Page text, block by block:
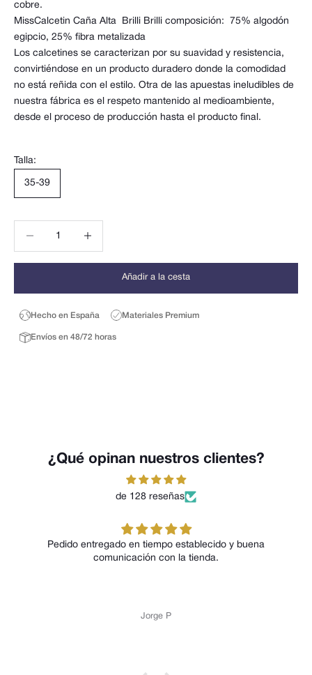
cobre.
MissCalcetin Caña Alta Brilli Brilli composición:
75% algodón
egipcio, 25% fibra metalizada
Los calcetines se caracterizan por su suavidad y resistencia,
convirtiéndose en un producto duradero donde la comodidad
no está reñida con el estilo. Otra de las apuestas ineludibles de
nuestra fábrica es el respeto mantenido al medioambiente,
desde el proceso de producción hasta el producto final.
Talla:
35-39
Añadir a la cesta
Hecho en España Materiales Premium
Envíos en 48/72 horas
¿Qué opinan nuestros clientes?
de 128 reseñas
Pedido entregado en tiempo establecido y buena
comunicación con la tienda.
Jorge P